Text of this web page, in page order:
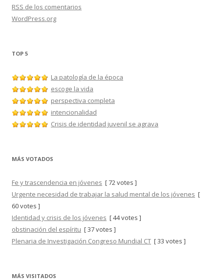
RSS de los comentarios
WordPress.org
TOP 5
La patología de la época
escoge la vida
perspectiva completa
intencionalidad
Crisis de identidad juvenil se agrava
MÁS VOTADOS
Fe y trascendencia en jóvenes [ 72 votes ]
Urgente necesidad de trabajar la salud mental de los jóvenes [
60 votes ]
Identidad y crisis de los jóvenes [ 44 votes ]
obstinación del espíritu [ 37 votes ]
Plenaria de Investigación Congreso Mundial CT [ 33 votes ]
MÁS VISITADOS